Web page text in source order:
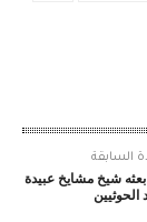
السابقة
شيخ مشايخ عبيدة
الحوثيين